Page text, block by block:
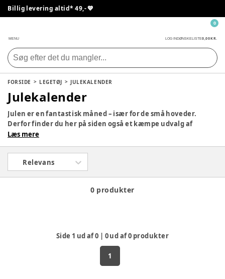
Billig levering altid* 49,- 💙
MENU LOG INDØNSKELISTE0,00 KR.
0
FORSIDE LEGETØJ JULEKALENDER
Julekalender
Julen er en fantastisk måned – især for de små hoveder.
Derfor finder du her på siden også et kæmpe udvalg af
julekalendere, så dit barn kan få en lille gave hver dag i
om der ikke er en, som vil falde i god jord hjemme hos jer.
Læs mere
Relevans
0 produkter
Side 1 ud af0 | 0ud af0 produkter
1